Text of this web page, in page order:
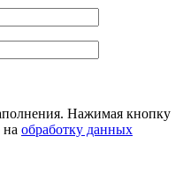
Нажимая кнопку
на обработку данных